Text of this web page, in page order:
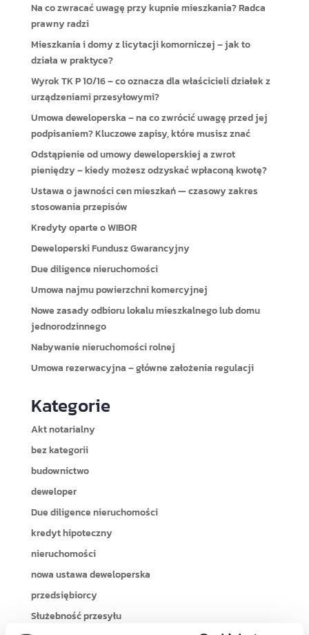
Na co zwracać uwagę przy kupnie mieszkania? Radca
prawny radzi
Mieszkania i domy z licytacji komorniczej – jak to
działa w praktyce?
Wyrok TK P 10/16 – co oznacza dla właścicieli działek z
urządzeniami przesyłowymi?
Umowa deweloperska – na co zwrócić uwagę przed jej
podpisaniem? Kluczowe zapisy, które musisz znać
Odstąpienie od umowy deweloperskiej a zwrot
pieniędzy – kiedy możesz odzyskać wpłaconą kwotę?
Ustawa o jawności cen mieszkań — czasowy zakres
stosowania przepisów
Kredyty oparte o WIBOR
Deweloperski Fundusz Gwarancyjny
Due diligence nieruchomości
Umowa najmu powierzchni komercyjnej
Nowe zasady odbioru lokalu mieszkalnego lub domu
jednorodzinnego
Nabywanie nieruchomości rolnej
Umowa rezerwacyjna – główne założenia regulacji
Kategorie
Akt notarialny
bez kategorii
budownictwo
deweloper
Due diligence nieruchomości
kredyt hipoteczny
nieruchomości
nowa ustawa deweloperska
przedsiębiorcy
Służebność przesyłu